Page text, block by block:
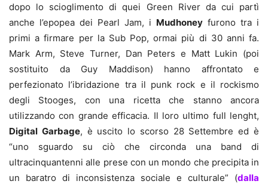
dopo lo scioglimento di quei Green River da cui partì
anche l’epopea dei Pearl Jam, i Mudhoney furono tra i
primi a firmare per la Sub Pop, ormai più di 30 anni fa.
Mark Arm, Steve Turner, Dan Peters e Matt Lukin (poi
sostituito da Guy Maddison) hanno affrontato e
perfezionato l’ibridazione tra il punk rock e il rockismo
degli Stooges, con una ricetta che stanno ancora
utilizzando con grande efficacia. Il loro ultimo full lenght,
Digital Garbage, è uscito lo scorso 28 Settembre ed è
“uno sguardo su ciò che circonda una band di
ultracinquantenni alle prese con un mondo che precipita in
un baratro di inconsistenza sociale e culturale” (dalla